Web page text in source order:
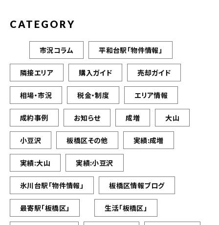
CATEGORY
市況コラム 平和台駅「物件情報」
隣接エリア 購入ガイド 売却ガイド
相場・市況 税金・制度 エリア情報
成約事例 お知らせ 成増 大山
小豆沢 板橋区その他 実績:成増
実績:大山 実績:小豆沢
氷川台駅「物件情報」 板橋区情報ブログ
最寄駅「板橋区」 生活「板橋区」